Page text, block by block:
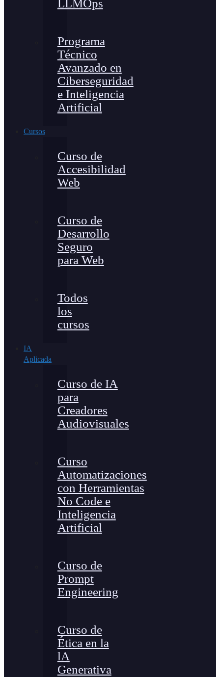
LLMOps
Programa
Técnico
Avanzado en
Ciberseguridad
e Inteligencia
Artificial
Cursos
Curso de
Accesibilidad
Web
Curso de
Desarrollo
Seguro
para Web
Todos
los
cursos
IA
Aplicada
Curso de IA
para
Creadores
Audiovisuales
Curso
Automatizaciones
con Herramientas
No Code e
Inteligencia
Artificial
Curso de
Prompt
Engineering
Curso de
Ética en la
lA
Generativa